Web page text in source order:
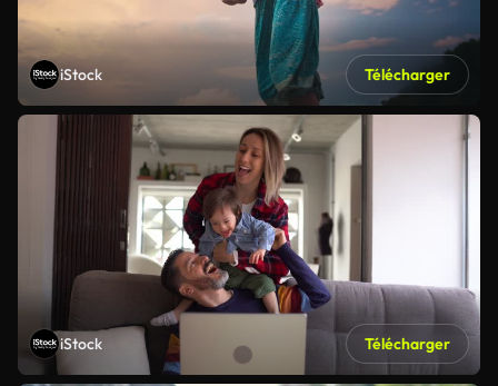
iStock Télécharger
iStock Télécharger